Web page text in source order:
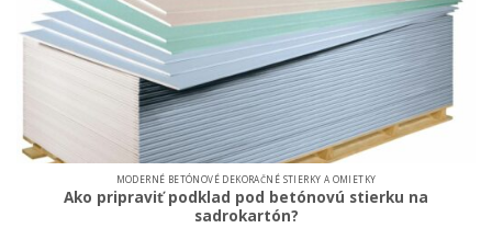
MODERNÉ BETÓNOVÉ DEKORAČNÉ STIERKY A OMIETKY
Ako pripraviť podklad pod betónovú stierku na
sadrokartón?